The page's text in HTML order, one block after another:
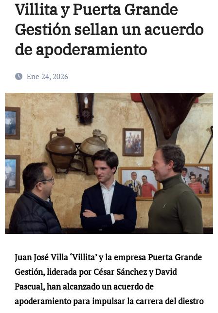
Villita y Puerta Grande
Gestión sellan un acuerdo
de apoderamiento
Ene 24, 2026
Juan José Villa ‘Villita’ y la empresa Puerta Grande
Gestión, liderada por César Sánchez y David
Pascual, han alcanzado un acuerdo de
apoderamiento para impulsar la carrera del diestro